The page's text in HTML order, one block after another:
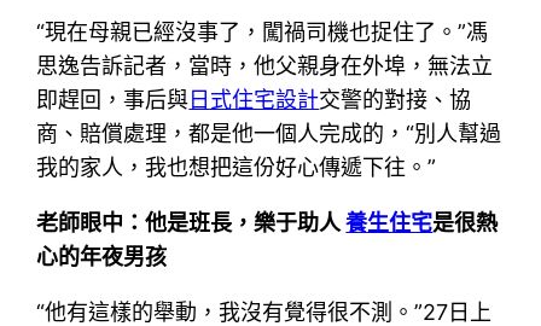
“現在母親已經沒事了，闖禍司機也捉住了。”馮
思逸告訴記者，當時，他父親身在外埠，無法立
即趕回，事后與日式住宅設計交警的對接、協
商、賠償處理，都是他一個人完成的，“別人幫過
我的家人，我也想把這份好心傳遞下往。”
老師眼中：他是班長，樂于助人養生住宅是很熱
心的年夜男孩
“他有這樣的舉動，我沒有覺得很不測。”27日上